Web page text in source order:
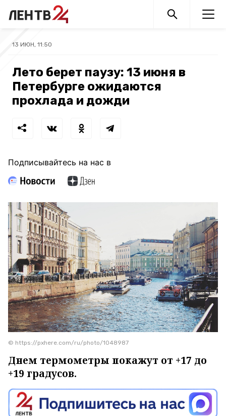
13 ИЮН, 11:50
Лето берет паузу: 13 июня в
Петербурге ожидаются
прохлада и дожди
Подписывайтесь на нас в
© https://pxhere.com/ru/photo/1048987
Днем термометры покажут от +17 до
+19 градусов.